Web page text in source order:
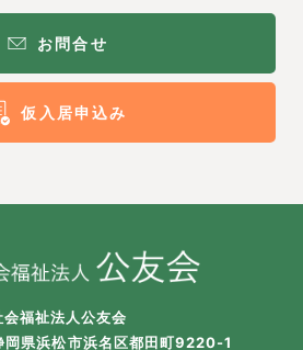
お問合せ
仮入居申込み
会福祉法人公友会
県浜松市浜名区都田町9220-1